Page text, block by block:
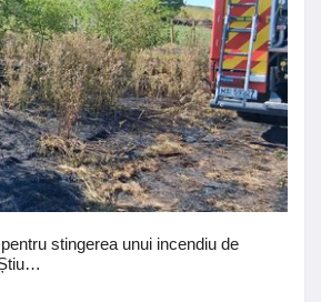
stingerea unui incendiu de